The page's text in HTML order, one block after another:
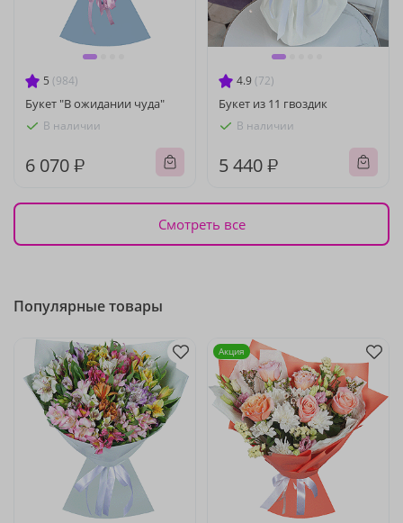
5 (984)
Букет "В ожидании чуда"
В наличии
6 070 ₽
4.9 (72)
Букет из 11 гвоздик
В наличии
5 440 ₽
Смотреть все
Популярные товары
Акция